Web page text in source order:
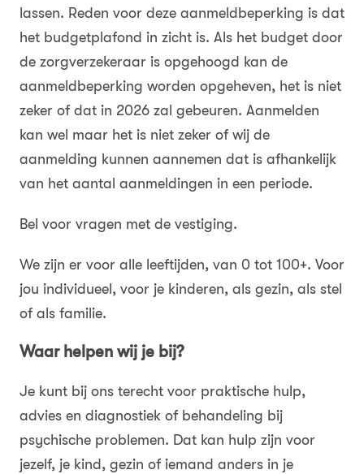
lassen. Reden voor deze aanmeldbeperking is dat
het budgetplafond in zicht is. Als het budget door
de zorgverzekeraar is opgehoogd kan de
aanmeldbeperking worden opgeheven, het is niet
zeker of dat in 2026 zal gebeuren. Aanmelden
kan wel maar het is niet zeker of wij de
aanmelding kunnen aannemen dat is afhankelijk
van het aantal aanmeldingen in een periode.
Bel voor vragen met de vestiging.
We zijn er voor alle leeftijden, van 0 tot 100+. Voor
jou individueel, voor je kinderen, als gezin, als stel
of als familie.
Waar helpen wij je bij?
Je kunt bij ons terecht voor praktische hulp,
advies en diagnostiek of behandeling bij
psychische problemen. Dat kan hulp zijn voor
jezelf, je kind, gezin of iemand anders in je